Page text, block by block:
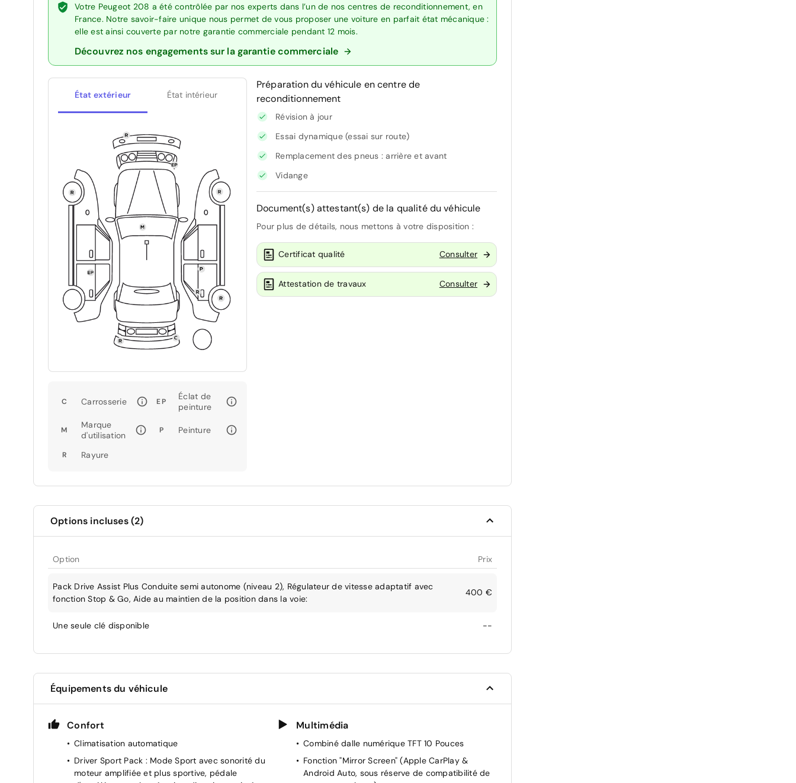
Votre Peugeot 208 a été contrôlée par nos experts dans l’un de nos centres de reconditionnement, en
France. Notre savoir-faire unique nous permet de vous proposer une voiture en parfait état mécanique :
elle est ainsi couverte par notre garantie commerciale pendant 12 mois.
Découvrez nos engagements sur la garantie commerciale
État extérieur État intérieur
C Carrosserie EP
Éclat de
peinture
M
Marque
d'utilisation
P Peinture
R Rayure
Préparation du véhicule en centre de
reconditionnement
Révision à jour
Essai dynamique (essai sur route)
Remplacement des pneus : arrière et avant
Vidange
Document(s) attestant(s) de la qualité du véhicule
Pour plus de détails, nous mettons à votre disposition :
Certificat qualité Consulter
Attestation de travaux Consulter
Options incluses (2)
Option Prix
Pack Drive Assist Plus Conduite semi autonome (niveau 2), Régulateur de vitesse adaptatif avec
fonction Stop & Go, Aide au maintien de la position dans la voie:
400 €
Une seule clé disponible --
Équipements du véhicule
Confort
Climatisation automatique
Driver Sport Pack : Mode Sport avec sonorité du
moteur amplifiée et plus sportive, pédale
Multimédia
Combiné dalle numérique TFT 10 Pouces
Fonction "Mirror Screen" (Apple CarPlay &
Android Auto, sous réserve de compatibilité de